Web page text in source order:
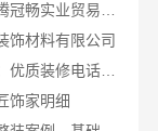
饰材料有限公司
江西圣匠新型环保材料有限公司：优质装修电话服务
饰家明细